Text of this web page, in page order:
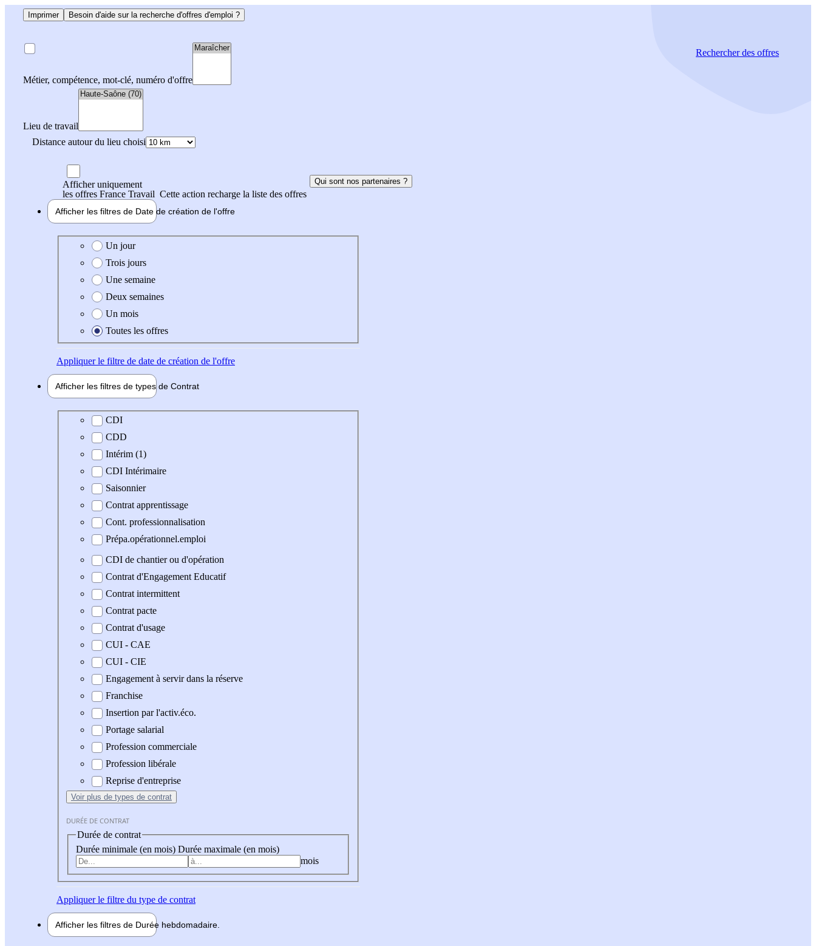
Imprimer Besoin d'aide sur la recherche d'offres d'emploi ?
Métier, compétence, mot-clé, numéro d'offre
Lieu de travail
Distance autour du lieu choisi
Rechercherdes offres
Afficher uniquement
les offres France Travail Cette action recharge la liste des offres
Qui sont nos partenaires ?
Afficher les filtres de Date de création de l'offre
Date de création de l'offre
Un jour
Trois jours
Une semaine
Deux semaines
Un mois
Toutes les offres
Appliquerle filtre de date de création de l'offre
Afficher les filtres de types de Contrat
Type de contrat
CDI
CDD
Intérim (1)
CDI Intérimaire
Saisonnier
Contrat apprentissage
Cont. professionnalisation
Prépa.opérationnel.emploi
CDI de chantier ou d'opération
Contrat d'Engagement Educatif
Contrat intermittent
Contrat pacte
Contrat d'usage
CUI - CAE
CUI - CIE
Engagement à servir dans la réserve
Franchise
Insertion par l'activ.éco.
Portage salarial
Profession commerciale
Profession libérale
Reprise d'entreprise
Voir plus de types de contrat
DURÉE DE CONTRAT
Durée de contrat
Durée minimale (en mois) Durée maximale (en mois)
mois
Appliquerle filtre du type de contrat
Afficher les filtres de Durée hebdomadaire